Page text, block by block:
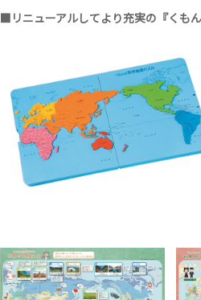
■リニューアルしてより充実の『くも